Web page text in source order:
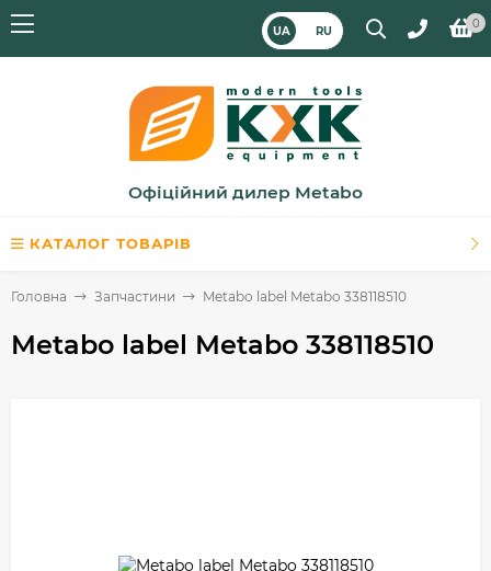
UA RU
0
Офіційний дилер Metabo
КАТАЛОГ ТОВАРІВ
Головна Запчастини Metabo label Metabo 338118510
Metabo label Metabo 338118510